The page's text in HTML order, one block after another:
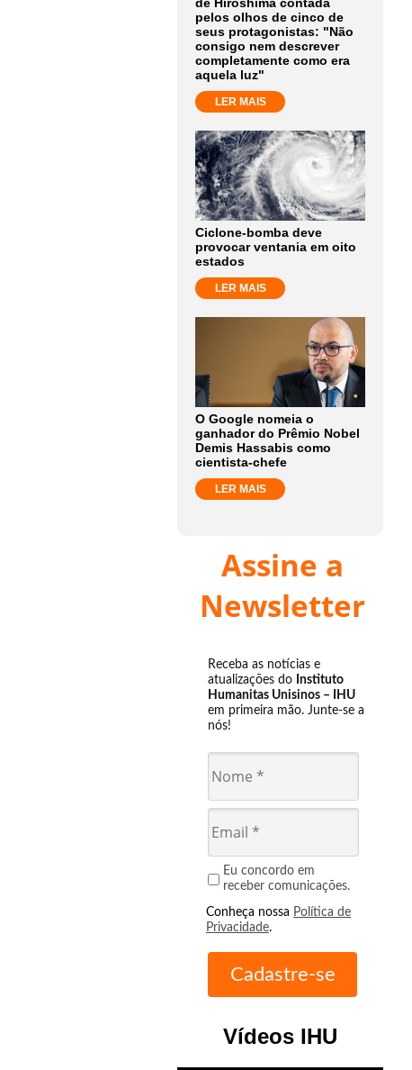
pelos olhos de cinco de
seus protagonistas: "Não
consigo nem descrever
completamente como era
aquela luz"
LER MAIS
Ciclone-bomba deve
provocar ventania em oito
estados
LER MAIS
O Google nomeia o
ganhador do Prêmio Nobel
Demis Hassabis como
cientista-chefe
LER MAIS
Assine a
Newsletter
Receba as notícias e
atualizações do Instituto
Humanitas Unisinos – IHU
em primeira mão. Junte-se a
nós!
Eu concordo em
receber comunicações.
Conheça nossa Política de
Privacidade.
Vídeos IHU